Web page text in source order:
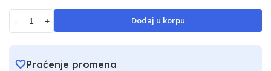
- + Dodaj u korpu
Praćenje promena